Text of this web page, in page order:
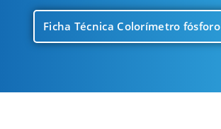
Ficha Técnica Colorímetro fósforo